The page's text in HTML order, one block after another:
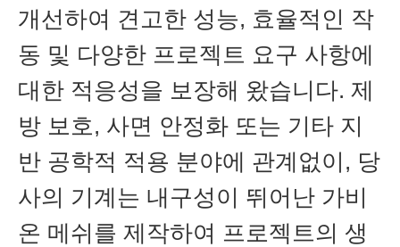
개선하여 견고한 성능, 효율적인 작
동 및 다양한 프로젝트 요구 사항에
대한 적응성을 보장해 왔습니다. 제
방 보호, 사면 안정화 또는 기타 지
반 공학적 적용 분야에 관계없이, 당
사의 기계는 내구성이 뛰어난 가비
온 메쉬를 제작하여 프로젝트의 생